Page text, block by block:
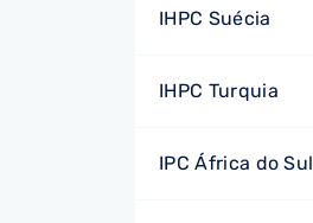
IHPC Suécia
IHPC Turquia
IPC África do Sul